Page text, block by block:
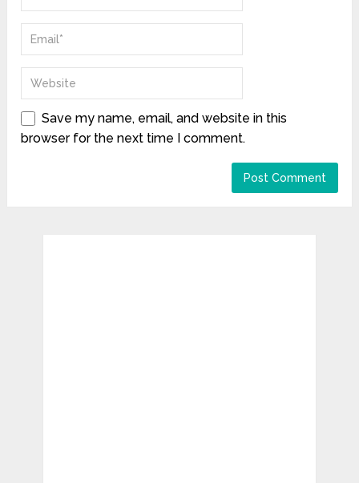
Save my name, email, and website in this
browser for the next time I comment.